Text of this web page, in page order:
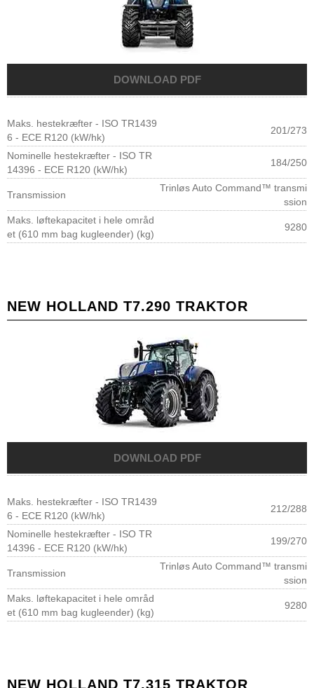
Maks. hestekræfter - ISO TR1439
6 - ECE R120 (kW/hk)
201/273
Nominelle hestekræfter - ISO TR
14396 - ECE R120 (kW/hk)
184/250
Transmission
Trinløs Auto Command™ transmi
ssion
Maks. løftekapacitet i hele områd
et (610 mm bag kugleender) (kg)
9280
NEW HOLLAND T7.290 TRAKTOR
Maks. hestekræfter - ISO TR1439
6 - ECE R120 (kW/hk)
212/288
Nominelle hestekræfter - ISO TR
14396 - ECE R120 (kW/hk)
199/270
Transmission
Trinløs Auto Command™ transmi
ssion
Maks. løftekapacitet i hele områd
et (610 mm bag kugleender) (kg)
9280
NEW HOLLAND T7.315 TRAKTOR